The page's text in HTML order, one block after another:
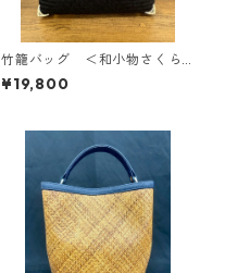
竹籠バッグ ＜和小物さくら
＞ SKB-10
¥19,800